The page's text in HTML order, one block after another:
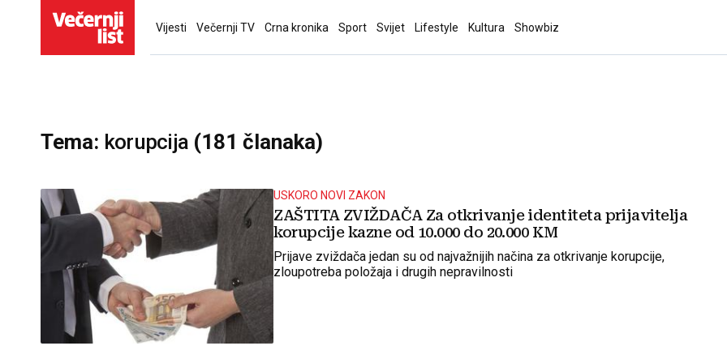
Vijesti Večernji TV Crna kronika Sport Svijet Lifestyle Kultura Showbiz
Tema: korupcija(181 članaka)
USKORO NOVI ZAKON
ZAŠTITA ZVIŽDAČA Za otkrivanje identiteta prijavitelja
korupcije kazne od 10.000 do 20.000 KM
Prijave zviždača jedan su od najvažnijih načina za otkrivanje korupcije,
zloupotreba položaja i drugih nepravilnosti